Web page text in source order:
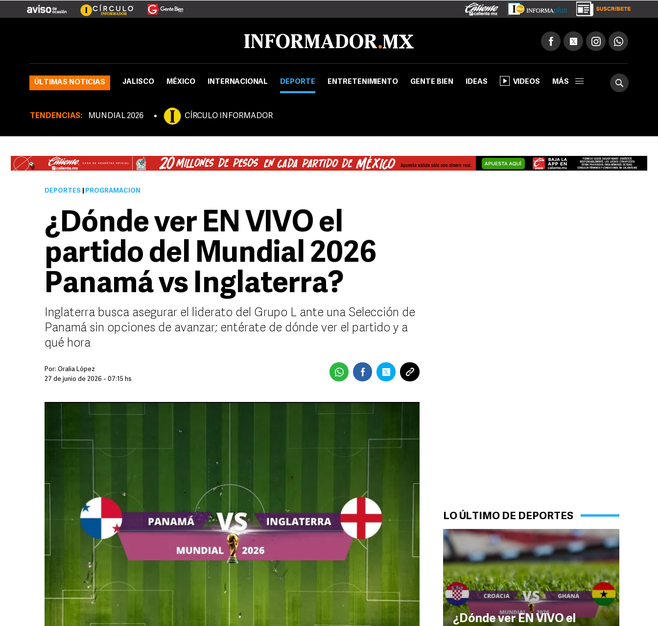
ÚLTIMAS NOTICIAS JALISCO MÉXICO INTERNACIONAL DEPORTE ENTRETENIMIENTO GENTE BIEN IDEAS VIDEOS MÁS
TENDENCIAS: MUNDIAL 2026 CÍRCULO INFORMADOR
LO ÚLTIMO DE DEPORTES
¿Dónde ver EN VIVO el
DEPORTES PROGRAMACIÓN
¿Dónde ver EN VIVO el
partido del Mundial 2026
Panamá vs Inglaterra?
Inglaterra busca asegurar el liderato del Grupo L ante una Selección de
Panamá sin opciones de avanzar; entérate de dónde ver el partido y a
qué hora
Por: Oralia López
27 de junio de 2026 - 07:15 hs